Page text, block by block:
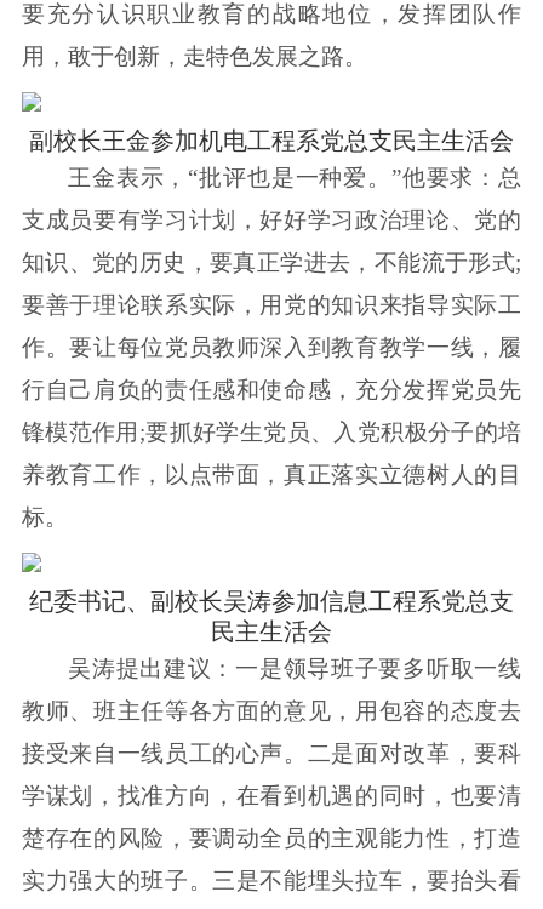
要充分认识职业教育的战略地位，发挥团队作
用，敢于创新，走特色发展之路。
副校长王金参加机电工程系党总支民主生活会
王金表示，“批评也是一种爱。”他要求：总
支成员要有学习计划，好好学习政治理论、党的
知识、党的历史，要真正学进去，不能流于形式;
要善于理论联系实际，用党的知识来指导实际工
作。要让每位党员教师深入到教育教学一线，履
行自己肩负的责任感和使命感，充分发挥党员先
锋模范作用;要抓好学生党员、入党积极分子的培
养教育工作，以点带面，真正落实立德树人的目
标。
纪委书记、副校长吴涛参加信息工程系党总支
民主生活会
吴涛提出建议：一是领导班子要多听取一线
教师、班主任等各方面的意见，用包容的态度去
接受来自一线员工的心声。二是面对改革，要科
学谋划，找准方向，在看到机遇的同时，也要清
楚存在的风险，要调动全员的主观能力性，打造
实力强大的班子。三是不能埋头拉车，要抬头看